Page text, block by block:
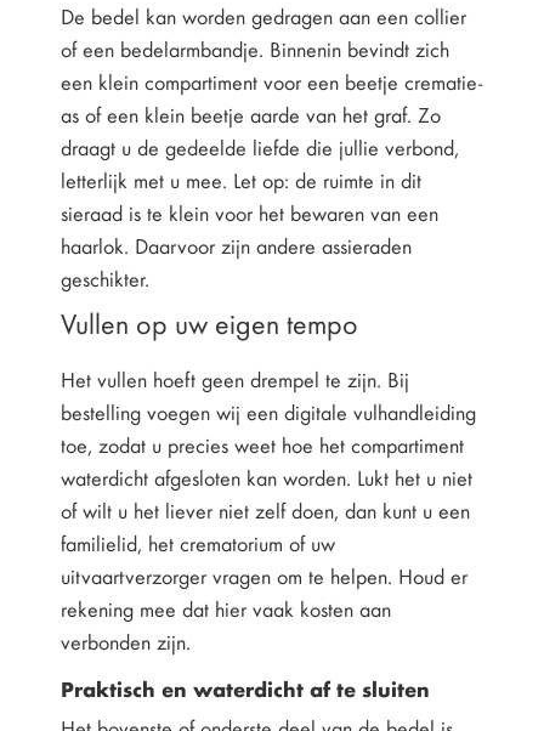
De bedel kan worden gedragen aan een collier
of een bedelarmbandje. Binnenin bevindt zich
een klein compartiment voor een beetje crematie-
as of een klein beetje aarde van het graf. Zo
draagt u de gedeelde liefde die jullie verbond,
letterlijk met u mee. Let op: de ruimte in dit
sieraad is te klein voor het bewaren van een
haarlok. Daarvoor zijn andere assieraden
geschikter.
Vullen op uw eigen tempo
Het vullen hoeft geen drempel te zijn. Bij
bestelling voegen wij een digitale vulhandleiding
toe, zodat u precies weet hoe het compartiment
waterdicht afgesloten kan worden. Lukt het u niet
of wilt u het liever niet zelf doen, dan kunt u een
familielid, het crematorium of uw
uitvaartverzorger vragen om te helpen. Houd er
rekening mee dat hier vaak kosten aan
verbonden zijn.
Praktisch en waterdicht af te sluiten